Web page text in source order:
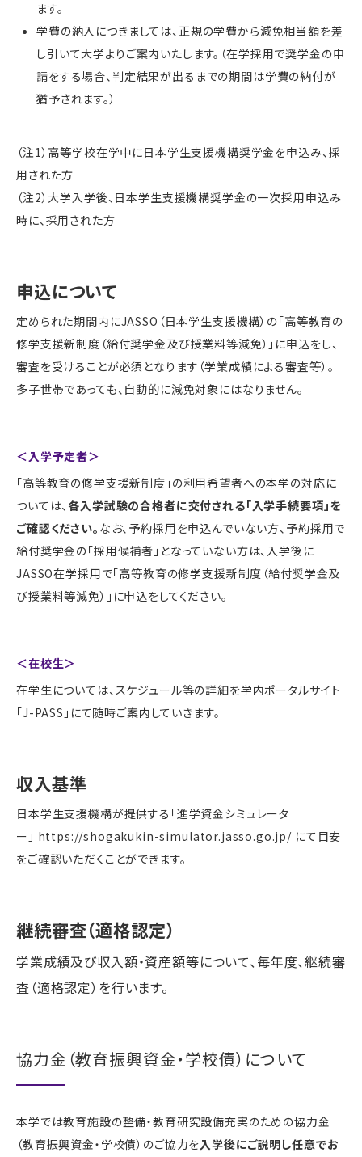
ます。
学費の納入につきましては、正規の学費から減免相当額を差
し引いて大学よりご案内いたします。（在学採用で奨学金の申
請をする場合、判定結果が出るまでの期間は学費の納付が
猶予されます。）
（注1）高等学校在学中に日本学生支援機構奨学金を申込み、採
用された方
（注2）大学入学後、日本学生支援機構奨学金の一次採用申込み
時に、採用された方
申込について
定められた期間内にJASSO（日本学生支援機構）の「高等教育の
修学支援新制度（給付奨学金及び授業料等減免）」に申込をし、
審査を受けることが必須となります（学業成績による審査等）。
多子世帯であっても、自動的に減免対象にはなりません。
＜入学予定者＞
「高等教育の修学支援新制度」の利用希望者への本学の対応に
ついては、 各入学試験の合格者に交付される「入学手続要項」を
ご確認ください。 なお、予約採用を申込んでいない方、予約採用で
給付奨学金の「採用候補者」となっていない方は、入学後に
JASSO在学採用で「高等教育の修学支援新制度（給付奨学金及
び授業料等減免）」に申込をしてください。
＜在校生＞
在学生については、スケジュール等の詳細を学内ポータルサイト
「J-PASS」にて随時ご案内していきます。
収入基準
日本学生支援機構が提供する「進学資金シミュレータ
ー」 https://shogakukin-simulator.jasso.go.jp/にて目安
をご確認いただくことができます。
継続審査（適格認定）
学業成績及び収入額・資産額等について、毎年度、継続審
査（適格認定）を行います。
協力金（教育振興資金・学校債）について
本学では教育施設の整備・教育研究設備充実のための協力金
（教育振興資金・学校債）のご協力を入学後にご説明し任意でお